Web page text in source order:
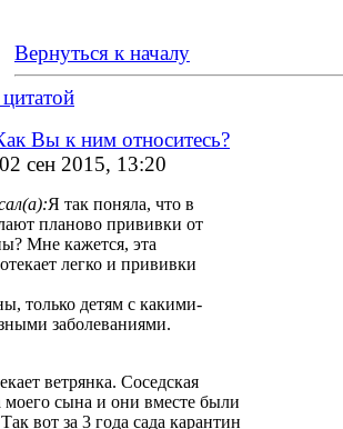
Вернуться к началу
Вы к ним относитесь?
сен 2015, 13:20
Я так поняла, что в
планово прививки от
Мне кажется, эта
легко и прививки
только детям с какими-
заболеваниями.
ветрянка. Соседская
моего сына и они вместе были
вот за 3 года сада карантин